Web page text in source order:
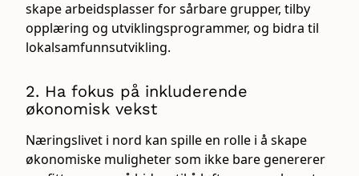
skape arbeidsplasser for sårbare grupper, tilby
opplæring og utviklingsprogrammer, og bidra til
lokalsamfunnsutvikling.
2. Ha fokus på inkluderende
økonomisk vekst
Næringslivet i nord kan spille en rolle i å skape
økonomiske muligheter som ikke bare genererer